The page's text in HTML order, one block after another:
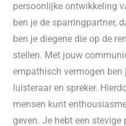
persoonlijke ontwikkeling
ben je de sparringpartner,
ben je diegene die op de
stellen. Met jouw
empathisch vermogen ben
luisteraar en spreker.
mensen kunt
geven. Je hebt een